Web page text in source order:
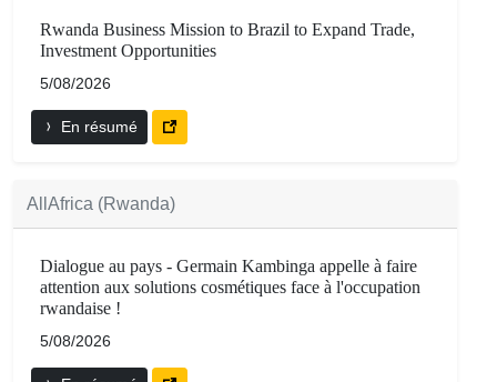
Rwanda Business Mission to Brazil to Expand Trade,
Investment Opportunities
5/08/2026
En résumé
AllAfrica (Rwanda)
Dialogue au pays - Germain Kambinga appelle à faire
attention aux solutions cosmétiques face à l'occupation
rwandaise !
5/08/2026